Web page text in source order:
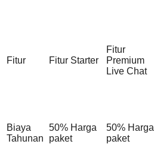
Fitur Fitur Starter
Fitur
Premium
Live Chat
Biaya
Tahunan
50% Harga
paket
50% Harga
paket